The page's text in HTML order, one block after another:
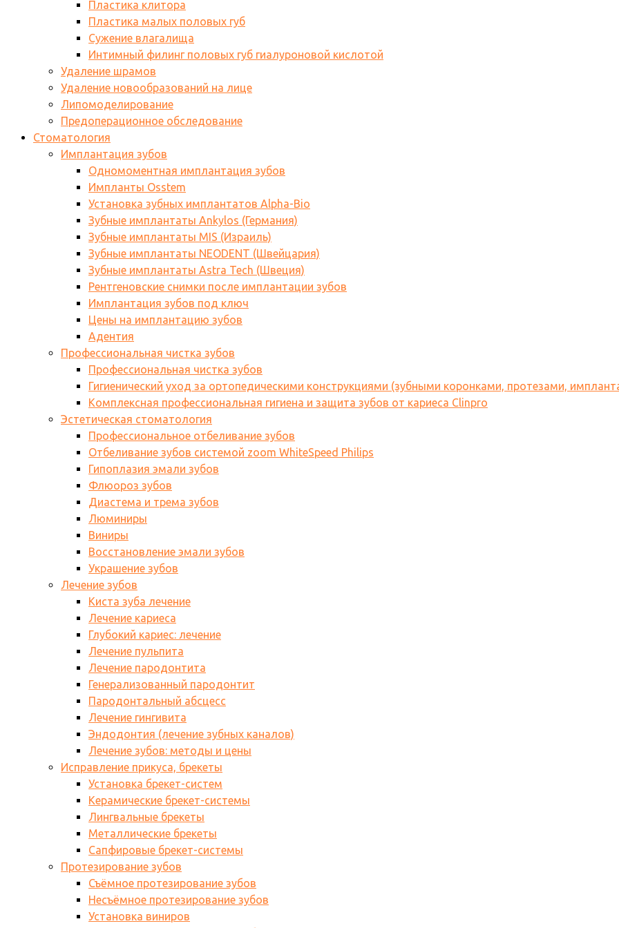
Пластика клитора
Пластика малых половых губ
Сужение влагалища
Интимный филинг половых губ гиалуроновой кислотой
Удаление шрамов
Удаление новообразований на лице
Липомоделирование
Предоперационное обследование
Стоматология
Имплантация зубов
Одномоментная имплантация зубов
Импланты Osstem
Установка зубных имплантатов Alpha-Bio
Зубные имплантаты Ankylos (Германия)
Зубные имплантаты MIS (Израиль)
Зубные имплантаты NEODENT (Швейцария)
Зубные имплантаты Astra Tech (Швеция)
Рентгеновские снимки после имплантации зубов
Имплантация зубов под ключ
Цены на имплантацию зубов
Адентия
Профессиональная чистка зубов
Профессиональная чистка зубов
Гигиенический уход за ортопедическими конструкциями (зубными коронками, протезами,
Комплексная профессиональная гигиена и защита зубов от кариеса Clinpro
Эстетическая стоматология
Профессиональное отбеливание зубов
Отбеливание зубов системой zoom WhiteSpeed Philips
Гипоплазия эмали зубов
Флюороз зубов
Диастема и трема зубов
Люминиры
Виниры
Восстановление эмали зубов
Украшение зубов
Лечение зубов
Киста зуба лечение
Лечение кариеса
Глубокий кариес: лечение
Лечение пульпита
Лечение пародонтита
Генерализованный пародонтит
Пародонтальный абсцесс
Лечение гингивита
Эндодонтия (лечение зубных каналов)
Лечение зубов: методы и цены
Исправление прикуса, брекеты
Установка брекет-систем
Керамические брекет-системы
Лингвальные брекеты
Металлические брекеты
Сапфировые брекет-системы
Протезирование зубов
Съёмное протезирование зубов
Несъёмное протезирование зубов
Установка виниров